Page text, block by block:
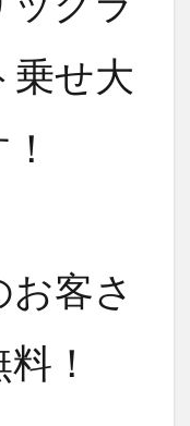
乗せ大
客さ
！